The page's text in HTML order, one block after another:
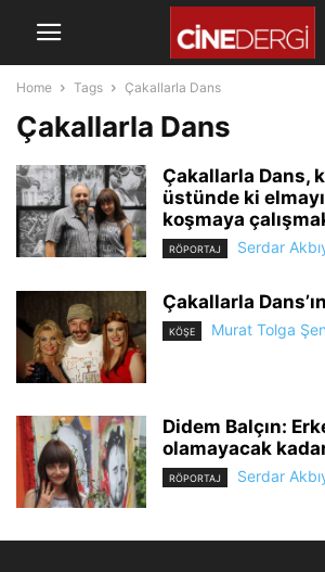
Home Tags Çakallarla Dans
Çakallarla Dans
Çakallarla Dans,
üstünde ki
koşmaya
RÖPORTAJ Serdar
Çakallarla
KÖŞE Murat Tolga Şen
Didem Balçın:
olamayacak
RÖPORTAJ Serdar